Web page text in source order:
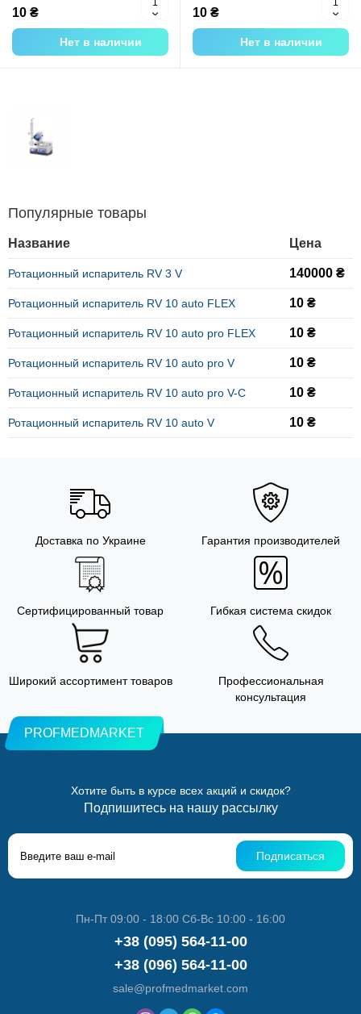
10 ₴
Нет в наличии
10 ₴
Нет в наличии
Популярные товары
Название Цена
Ротационный испаритель RV 3 V 140000 ₴
Ротационный испаритель RV 10 auto FLEX 10 ₴
Ротационный испаритель RV 10 auto pro FLEX 10 ₴
Ротационный испаритель RV 10 auto pro V 10 ₴
Ротационный испаритель RV 10 auto pro V-C 10 ₴
Ротационный испаритель RV 10 auto V 10 ₴
Доставка по Украине Гарантия производителей
Сертифицированный товар Гибкая система скидок
Широкий ассортимент товаров
Профессиональная
консультация
PROFMEDMARKET
Хотите быть в курсе всех акций и скидок?
Подпишитесь на нашу рассылку
Подписаться
Пн-Пт 09:00 - 18:00 Сб-Вс 10:00 - 16:00
+38 (095) 564-11-00
+38 (096) 564-11-00
sale@profmedmarket.com